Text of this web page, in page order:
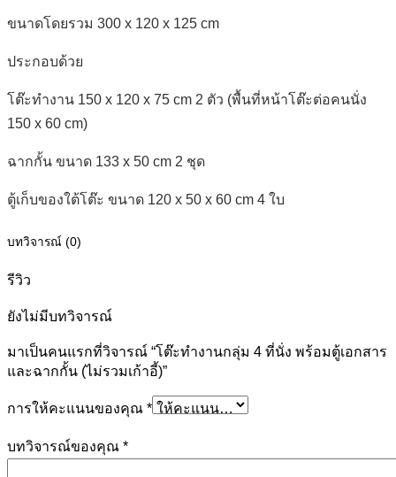
เก้าอี้)
ขนาดโดยรวม 300 x 120 x 125 cm
ประกอบด้วย
โต๊ะทำงาน 150 x 120 x 75 cm 2 ตัว (พื้นที่หน้าโต๊ะต่อคนนั่ง
150 x 60 cm)
ฉากกั้น ขนาด 133 x 50 cm 2 ชุด
ตู้เก็บของใต้โต๊ะ ขนาด 120 x 50 x 60 cm 4 ใบ
บทวิจารณ์ (0)
รีวิว
ยังไม่มีบทวิจารณ์
มาเป็นคนแรกที่วิจารณ์ “โต๊ะทำงานกลุ่ม 4 ที่นั่ง พร้อมตู้เอกสาร
และฉากกั้น (ไม่รวมเก้าอี้)”
การให้คะแนนของคุณ *
บทวิจารณ์ของคุณ *